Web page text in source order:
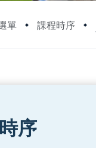
單 課程時序
序